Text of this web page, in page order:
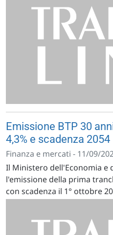
Emissione BTP 30
4,3% e scadenza 2054
Finanza e mercati - 11/09/
Il Ministero dell'Economia e
l'emissione della prima
con scadenza il 1° ottobre